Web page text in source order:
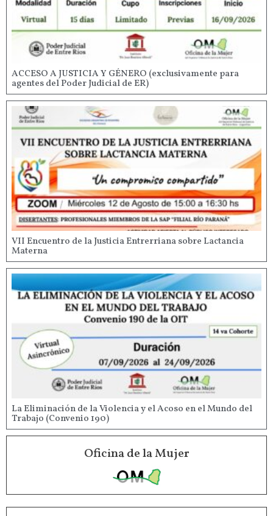
ACCESO A JUSTICIA Y GÉNERO (exclusivamente para
agentes del Poder Judicial de ER)
VII Encuentro de la Justicia Entrerriana sobre Lactancia
Materna
La Eliminación de la Violencia y el Acoso en el Mundo del
Trabajo (Convenio 190)
Oficina de la Mujer